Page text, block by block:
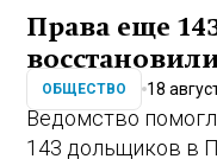
Права еще
ОБЩЕСТВО 18
Ведомство
143 дольщиков в